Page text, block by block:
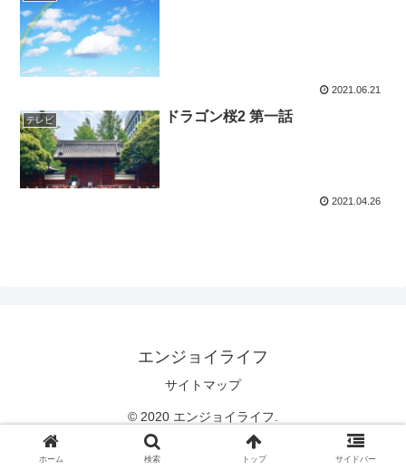
2021.06.21
テレビ ドラゴン桜2 第一話
2021.04.26
エンジョイライフ
サイトマップ
© 2020 エンジョイライフ.
ホーム 検索 トップ サイドバー